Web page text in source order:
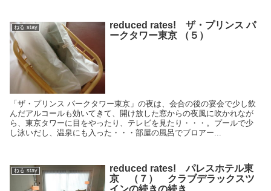
ねる stay
reduced rates! ザ・プリンス パ
ークタワー東京 （５）
「ザ・プリンス パークタワー東京」の夜は、会合の後の宴会で少し飲
んだアルコールも効いてきて、開け放した窓からの夜風に吹かれなが
ら、東京タワーに目をやったり、テレビを見たり・・・。プールで少
し泳いだし、温泉にも入った・・・部屋の風呂でブロアー...
ねる stay
reduced rates! パレスホテル東
京 （７） クラブデラックスツ